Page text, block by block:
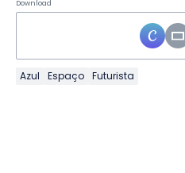
Download
Azul Espaço Futurista